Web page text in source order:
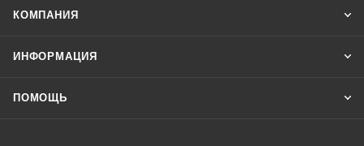
КОМПАНИЯ
ИНФОРМАЦИЯ
ПОМОЩЬ